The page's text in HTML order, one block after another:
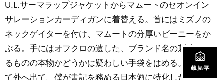
U.L.サーマラップジャケットからマムートのセオンイン
サレーションカーディガンに着替える。首にはミズノの
ネックゲイターを付け、マムートの分厚いビーニーをか
ぶる。手にはオフクロの遺した、ブランド名の刺繍はあ
るものの本物かどうかは疑わしい手袋をはめる。そうし
て外へ出て、僕が書記を務める日本酒に特化した飲み会